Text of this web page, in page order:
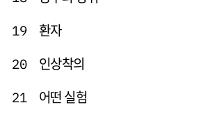
19 환자
20 인상착의
21 어떤 실험